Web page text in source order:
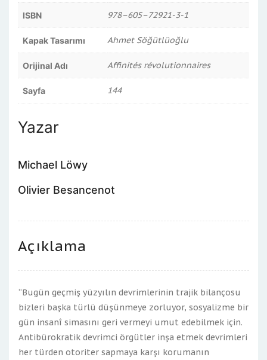
ISBN 978–605–72921-3-1
Kapak Tasarımı Ahmet Söğütlüoğlu
Orijinal Adı Affinités révolutionnaires
Sayfa 144
Yazar
Michael Löwy
Olivier Besancenot
Açıklama
“Bugün geçmiş yüzyılın devrimlerinin trajik bilançosu
bizleri başka türlü düşünmeye zorluyor, sosyalizme bir
gün insanî simasını geri vermeyi umut edebilmek için.
Antibürokratik devrimci örgütler inşa etmek devrimleri
her türden otoriter sapmaya karşı korumanın